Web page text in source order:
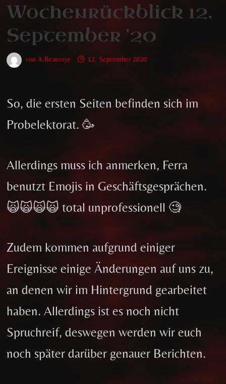
Wochenrückblick 12.
September ’20
vonA.Beauvrye 12. September 2020
So, die ersten Seiten befinden sich im
Probelektorat. 🥳
Allerdings muss ich anmerken, Ferra
benutzt Emojis in Geschäftsgesprächen.
🙀🙀🙀🙀 total unprofessionell 🧐
Zudem kommen aufgrund einiger
Ereignisse einige Änderungen auf uns zu,
an denen wir im Hintergrund gearbeitet
haben. Allerdings ist es noch nicht
Spruchreif, deswegen werden wir euch
noch später darüber genauer Berichten.